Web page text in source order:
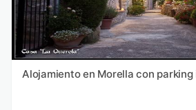
Alojamiento en Morella con